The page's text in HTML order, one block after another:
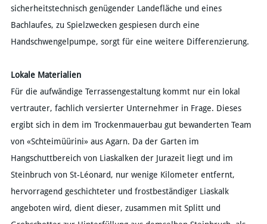
sicherheitstechnisch genügender Landefläche und eines
Bachlaufes, zu Spielzwecken gespiesen durch eine
Handschwengelpumpe, sorgt für eine weitere Differenzierung.
Lokale Materialien
Für die aufwändige Terrassengestaltung kommt nur ein lokal
vertrauter, fachlich versierter Unternehmer in Frage. Dieses
ergibt sich in dem im Trockenmauerbau gut bewanderten Team
von «Schteimüürini» aus Agarn. Da der Garten im
Hangschuttbereich von Liaskalken der Jurazeit liegt und im
Steinbruch von St-Léonard, nur wenige Kilometer entfernt,
hervorragend geschichteter und frostbeständiger Liaskalk
angeboten wird, dient dieser, zusammen mit Splitt und